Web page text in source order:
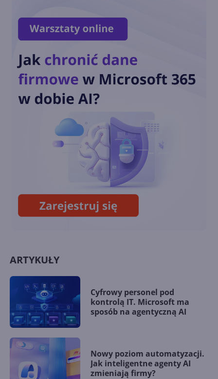
Xbox na Windows
Call of Duty: Black Ops 6 od
Zagramy w posiadane gry w
ramach Xbox Cloud Gaming
ARTYKUŁY
Cyfrowy personel pod
kontrolą IT. Microsoft ma
sposób na agentyczną AI
Nowy poziom automatyzacji.
Jak inteligentne agenty AI
zmieniają firmy?